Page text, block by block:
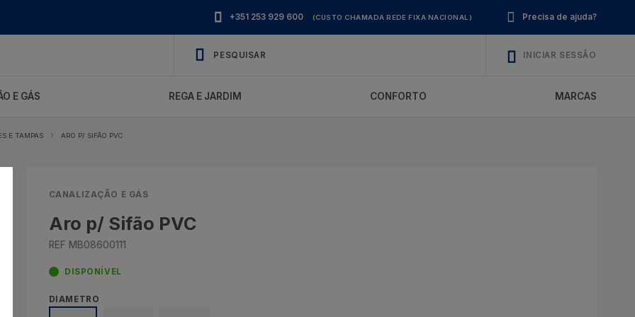
Precisa de ajuda?
+351 253 929 600 (CUSTO CHAMADA REDE FIXA NACIONAL)
INICIAR SESSÃO
E GÁS REGA E JARDIM CONFORTO MARCAS
E TAMPAS ARO P/ SIFÃO PVC
CANALIZAÇÃO E GÁS
Aro p/ Sifão PVC
REF MB08600111
DISPONÍVEL
DIAMETRO